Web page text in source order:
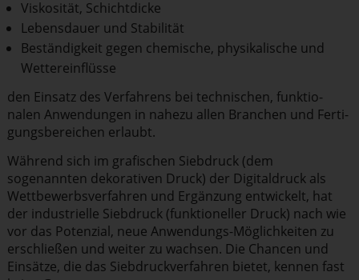
Viskosität, Schichtdicke
Lebensdauer und Stabilität
Beständigkeit gegen chemische, physikalische und
Wettereinflüsse
den Einsatz des Verfahrens bei technischen, funktio­
nalen Anwendungen in nahezu allen Branchen und Ferti­
gungs­be­reichen erlaubt.
Während sich im grafischen Siebdruck (dem
sogenannten dekorativen Druck) der Digital­druck als
Wettbe­werbs­ver­fahren und Ergänzung entwickelt, hat
der indus­trielle Siebdruck (funktio­neller Druck) nach wie
vor das Potenzial, neue Anwendungs-Möglich­keiten zu
erschließen und weiter zu wachsen. Die Chancen und
Einsätze, die das Siebdruck­ver­fahren bietet, kennen fast